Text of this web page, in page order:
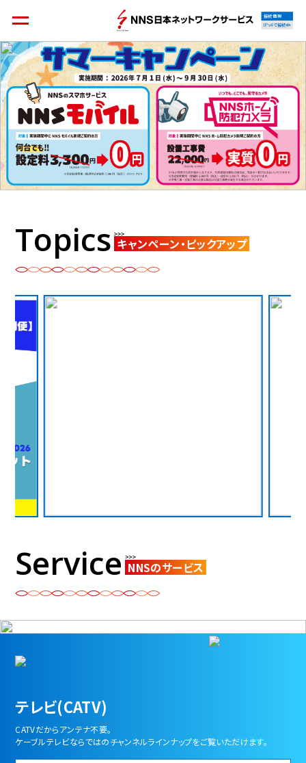
個人のお客様 集合住宅オーナーの方
法人のお客様 料金シミュレーション
接続情報
IPv4で接続中
Topics キャンペーン・ピックアップ
Service NNSのサービス
テレビ(CATV)
CATVだからアンテナ不要。
ケーブルテレビならではのチャンネルラインナップをご覧いただけます。